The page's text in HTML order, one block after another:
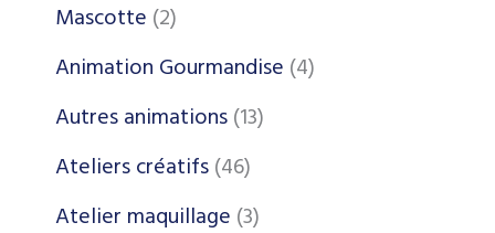
Mascotte 2
Animation Gourmandise 4
Autres animations 13
Ateliers créatifs 46
Atelier maquillage 3